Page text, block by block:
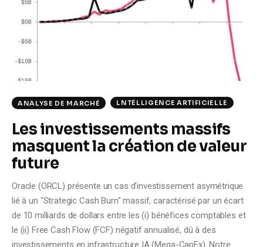
Climate
Reports
Shop
ANALYSE DE MARCHÉ LNTÉLLIGENCE ARTIFICIELLE
Les investissements massifs
masquent la création de valeur
future
Oracle (ORCL) présente un cas d'investissement asymétrique
lié à un "Strategic Cash Burn" massif, caractérisé par un écart
de 10 milliards de dollars entre les (i) bénéfices comptables et
le (ii) Free Cash Flow (FCF) négatif annualisé, dû à des
investissements en infrastructure IA (Mega-CapEx). Notre